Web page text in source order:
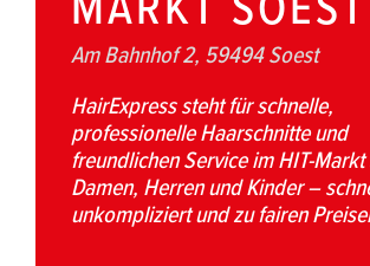
Am Bahnhof 2, 59494 Soest
HairExpress steht für schnelle,
professionelle Haarschnitte und
freundlichen Service im HIT-
Damen, Herren und Kinder –
unkompliziert und zu fairen